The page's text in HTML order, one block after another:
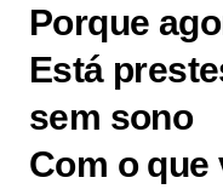
Porque
Está
sem sono
Com o que